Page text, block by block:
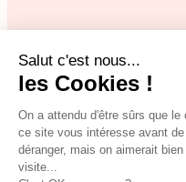
©2025 CHD